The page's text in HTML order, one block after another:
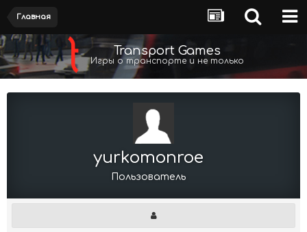
Главная
Transport Games
Игры о транспорте и не только
yurkomonroe
Пользователь